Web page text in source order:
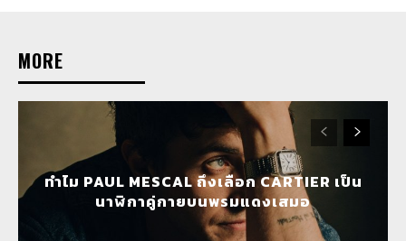
MORE
ทำไม PAUL MESCAL ถึงเลือก CARTIER เป็น
นาฬิกาคู่กายบนพรมแดงเสมอ